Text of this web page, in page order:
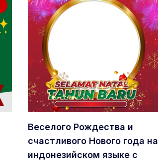
Веселого Рождества и
счастливого Нового года на
индонезийском языке с